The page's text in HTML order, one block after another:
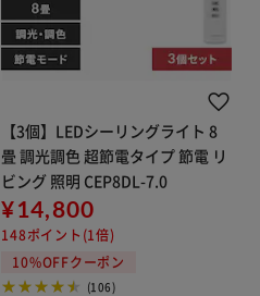
【3個】LEDシーリングライト 8
畳 調光調色 超節電タイプ 節電 リ
ビング 照明 CEP8DL-7.0
¥14,800
148ポイント(1倍)
10%OFFクーポン
(106)